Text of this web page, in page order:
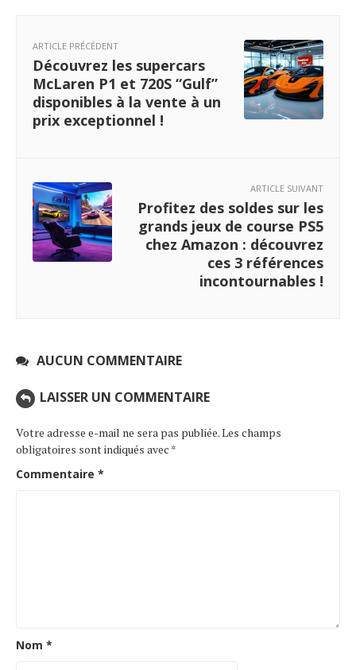
ARTICLE PRÉCÉDENT
Découvrez les supercars
McLaren P1 et 720S “Gulf”
disponibles à la vente à un
prix exceptionnel !
ARTICLE SUIVANT
Profitez des soldes sur les
grands jeux de course PS5
chez Amazon : découvrez
ces 3 références
incontournables !
AUCUN COMMENTAIRE
LAISSER UN COMMENTAIRE
Votre adresse e-mail ne sera pas publiée.Les champs
obligatoires sont indiqués avec *
Commentaire *
Nom *